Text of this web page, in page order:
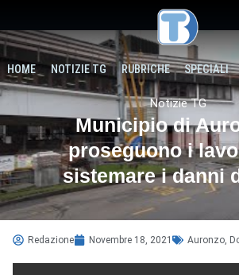
HOME NOTIZIE TG RUBRICHE SPECIALI
Notizie TG
Municipio di
proseguono i
sistemare i danni
Redazione Novembre 18, 2021 Auronzo